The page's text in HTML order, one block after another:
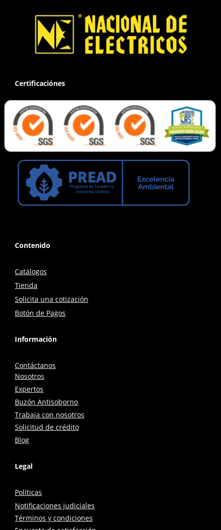
Certificaciónes
Contenido
Catálogos
Tienda
Solicita una cotización
Botón de Pagos
Información
Contáctanos
Nosotros
Expertos
Buzón Antisoborno
Trabaja con nosotros
Solicitud de crédito
Blog
Legal
Políticas
Notificaciones judiciales
Términos y condiciones